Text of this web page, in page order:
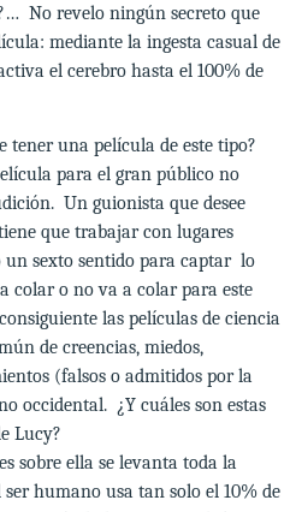
No revelo ningún secreto que
mediante la ingesta casual de
el cerebro hasta el 100% de
tener una película de este tipo?
para el gran público no
Un guionista que desee
que trabajar con lugares
un sexto sentido para captar lo
colar o no va a colar para este
las películas de ciencia
de creencias, miedos,
(falsos o admitidos por la
occidental. ¿Y cuáles son estas
Lucy?
sobre ella se levanta toda la
humano usa tan solo el 10% de